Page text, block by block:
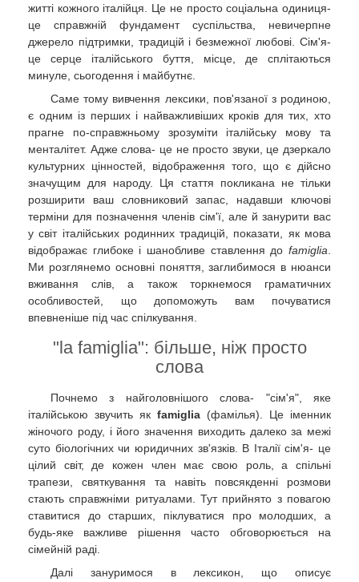
житті кожного італійця. Це не просто соціальна одиниця-
це справжній фундамент суспільства, невичерпне
джерело підтримки, традицій і безмежної любові. Сім'я-
це серце італійського буття, місце, де сплітаються
минуле, сьогодення і майбутнє.
Саме тому вивчення лексики, пов'язаної з родиною,
є одним із перших і найважливіших кроків для тих, хто
прагне по-справжньому зрозуміти італійську мову та
менталітет. Адже слова- це не просто звуки, це дзеркало
культурних цінностей, відображення того, що є дійсно
значущим для народу. Ця стаття покликана не тільки
розширити ваш словниковий запас, надавши ключові
терміни для позначення членів сім'ї, але й занурити вас
у світ італійських родинних традицій, показати, як мова
відображає глибоке і шанобливе ставлення до famiglia
Ми розглянемо основні поняття, заглибимося в нюанси
вживання слів, а також торкнемося граматичних
особливостей, що допоможуть вам почуватися
впевненіше під час спілкування.
"la famiglia": більше, ніж просто
слова
Почнемо з найголовнішого слова- "сім'я", яке
італійською звучить як famiglia (фамілья). Це іменник
жіночого роду, і його значення виходить далеко за межі
суто біологічних чи юридичних зв'язків. В Італії сім'я- це
цілий світ, де кожен член має свою роль, а спільні
трапези, святкування та навіть повсякденні розмови
стають справжніми ритуалами. Тут прийнято з повагою
ставитися до старших, піклуватися про молодших, а
будь-яке важливе рішення часто обговорюється на
сімейній раді.
Далі зануримося в лексикон, що описує